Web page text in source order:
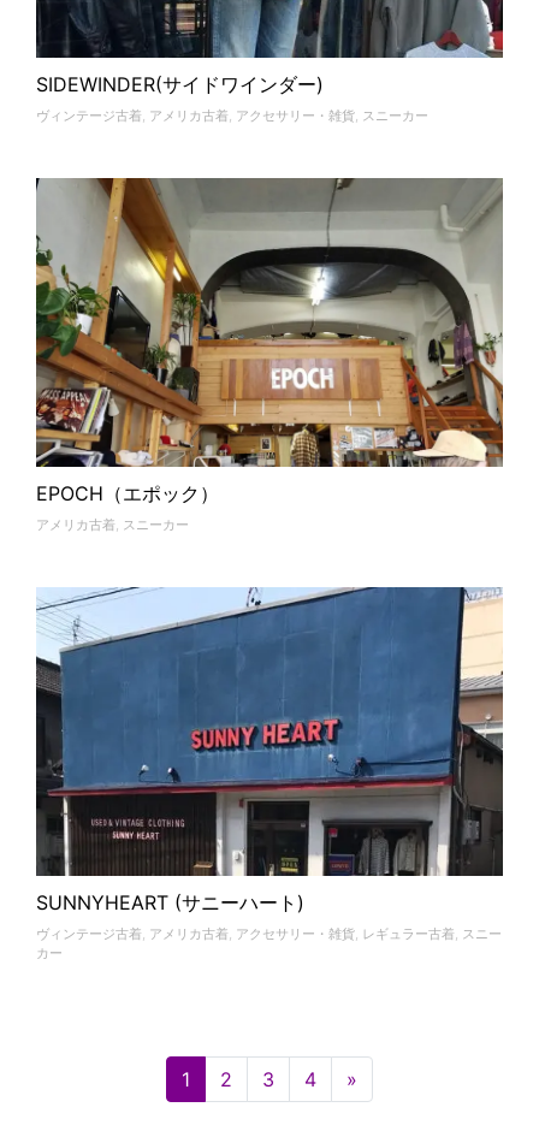
SIDEWINDER(サイドワインダー)
ヴィンテージ古着, アメリカ古着, アクセサリー・雑貨, スニーカー
EPOCH（エポック）
アメリカ古着, スニーカー
SUNNYHEART (サニーハート)
ヴィンテージ古着, アメリカ古着, アクセサリー・雑貨, レギュラー古着, スニー
カー
投稿ナビゲーション
1 2 3 4 »